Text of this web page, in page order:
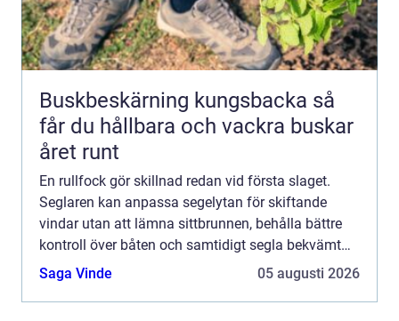
Buskbeskärning kungsbacka så
får du hållbara och vackra buskar
året runt
En rullfock gör skillnad redan vid första slaget.
Seglaren kan anpassa segelytan för skiftande
vindar utan att lämna sittbrunnen, behålla bättre
kontroll över båten och samtidigt segla bekvämt
under längre pass. Från att ha varit ett tillval på
Saga Vinde 05 augusti 2026